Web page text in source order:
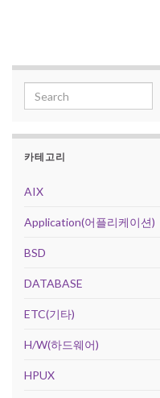
Search for:
카테고리
AIX
Application(어플리케이션)
BSD
DATABASE
ETC(기타)
H/W(하드웨어)
HPUX